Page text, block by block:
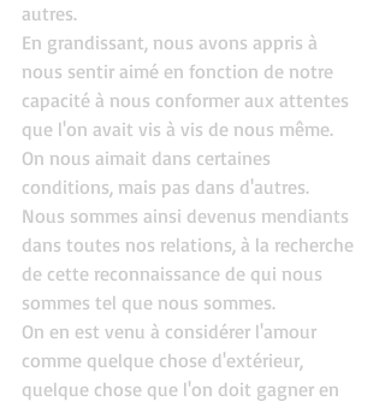
autres.
En grandissant, nous avons appris à
nous sentir aimé en fonction de notre
capacité à nous conformer aux attentes
que l'on avait vis à vis de nous même.
On nous aimait dans certaines
conditions, mais pas dans d'autres.
Nous sommes ainsi devenus mendiants
dans toutes nos relations, à la recherche
de cette reconnaissance de qui nous
sommes tel que nous sommes.
On en est venu à considérer l'amour
comme quelque chose d'extérieur,
quelque chose que l'on doit gagner en